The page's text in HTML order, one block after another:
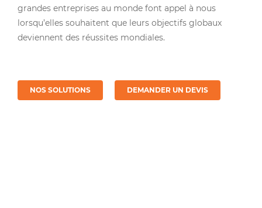
grandes entreprises au monde font appel à nous
lorsqu’elles souhaitent que leurs objectifs globaux
deviennent des réussites mondiales.
NOS SOLUTIONS DEMANDER UN DEVIS